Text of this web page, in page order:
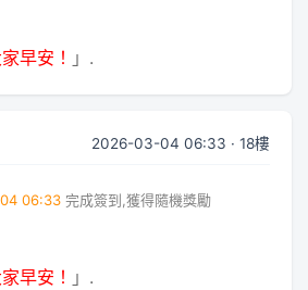
早安！ 」.
2026-03-04 06:33 · 18樓
06:33 完成簽到,獲得隨機獎勵
早安！ 」.